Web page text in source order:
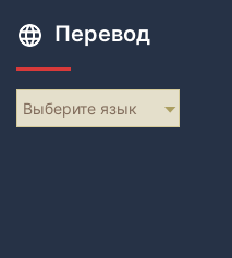
Перевод
Выберите язык